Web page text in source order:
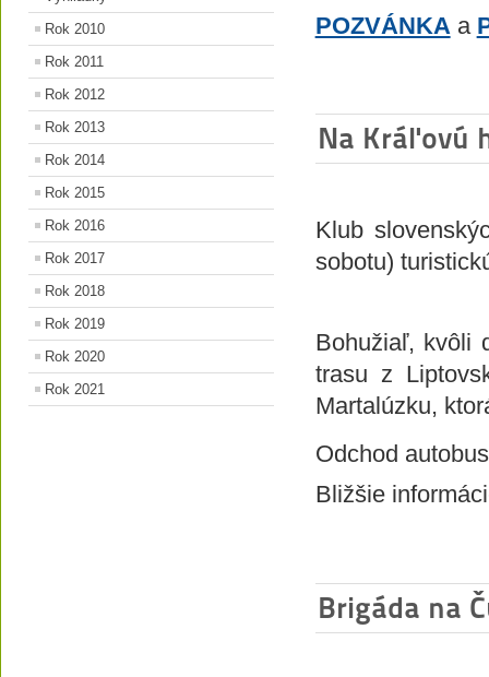
Rok 2010
Rok 2011
Rok 2012
Rok 2013
Rok 2014
Rok 2015
Rok 2016
Rok 2017
Rok 2018
Rok 2019
Rok 2020
Rok 2021
POZVÁNKA a
Na Kráľovú
Klub
sobotu)
Bohužiaľ, kvôli
trasu z
Martalúzku,
Odchod
Bližšie
Brigáda na